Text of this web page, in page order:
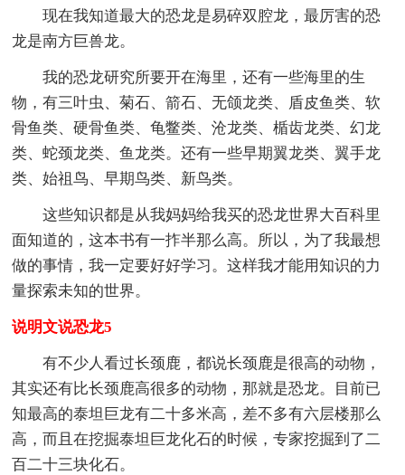
现在我知道最大的恐龙是易碎双腔龙，最厉害的恐
龙是南方巨兽龙。
我的恐龙研究所要开在海里，还有一些海里的生
物，有三叶虫、菊石、箭石、无颌龙类、盾皮鱼类、软
骨鱼类、硬骨鱼类、龟鳖类、沧龙类、楯齿龙类、幻龙
类、蛇颈龙类、鱼龙类。还有一些早期翼龙类、翼手龙
类、始祖鸟、早期鸟类、新鸟类。
这些知识都是从我妈妈给我买的恐龙世界大百科里
面知道的，这本书有一拃半那么高。所以，为了我最想
做的事情，我一定要好好学习。这样我才能用知识的力
量探索未知的世界。
说明文说恐龙5
有不少人看过长颈鹿，都说长颈鹿是很高的动物，
其实还有比长颈鹿高很多的动物，那就是恐龙。目前已
知最高的泰坦巨龙有二十多米高，差不多有六层楼那么
高，而且在挖掘泰坦巨龙化石的时候，专家挖掘到了二
百二十三块化石。